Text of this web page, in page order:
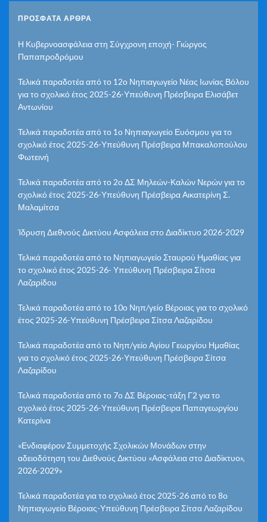
ΠΡΌΣΦΑΤΑ ΆΡΘΡΑ
Η Κυβερνοασφάλεια στη Σύγχρονη εποχή- Γιώργος
Παπαπροδρόμου
Τελικά παραδοτέα από το 12ο Νηπιαγωγείο Νέας Ιωνίας Βόλου
για το σχολικό έτος 2025-26-Υπεύθυνη Πρέσβειρα Ελισάβετ
Αντωνίου
Τελικά παραδοτέα από το 1ο Νηπιαγωγείο Ευόσμου για το
σχολικό έτος 2025-26-Υπεύθυνη Πρέσβειρα Μπακαλοπούλου
Φωτεινή
Τελικά παραδοτέα από το 2ο ΔΣ Μηλεών-Καλών Νερών για το
σχολικό έτος 2025-26-Υπεύθυνη Πρέσβειρα Αικατερίνη Σ.
Μαλαμίτσα
Ίδρυση Διεθνούς Δικτύου Ασφάλεια στο Διαδίκτυο 2026-2029
Τελικά παραδοτέα από το Νηπιαγωγείο Σταυρού Ημαθίας για
το σχολικό έτος 2025-26- Υπεύθυνη Πρέσβειρα Σίτσα
Λαζαρίδου
Τελικά παραδοτέα από το 10ο Νηπ/γείο Βέροιας για το σχολικό
έτος 2025-26-Υπεύθυνη Πρέσβειρα Σίτσα Λαζαρίδου
Τελικά παραδοτέα από το Νηπ/γείο Αγίου Γεωργίου Ημαθίας
για το σχολικό έτος 2025-26-Υπεύθυνη Πρέσβειρα Σίτσα
Λαζαρίδου
Τελικά παραδοτέα από το 7ο ΔΣ Βέροιας-τάξη Γ2 για το
σχολικό έτος 2025-26-Υπεύθυνη Πρέσβειρα Παπαγεωργίου
Κατερίνα
«Ενδιαφέρον Συμμετοχής Σχολικών Μονάδων στην
αδειοδότηση του Διεθνούς Δικτύου «Ασφάλεια στο Διαδίκτυο»,
2026-2029»
Τελικά παραδοτέα για το σχολικό έτος 2025-26 από το 8ο
Νηπιαγωγείο Βέροιας-Υπεύθυνη Πρέσβειρα Σίτσα Λαζαρίδου